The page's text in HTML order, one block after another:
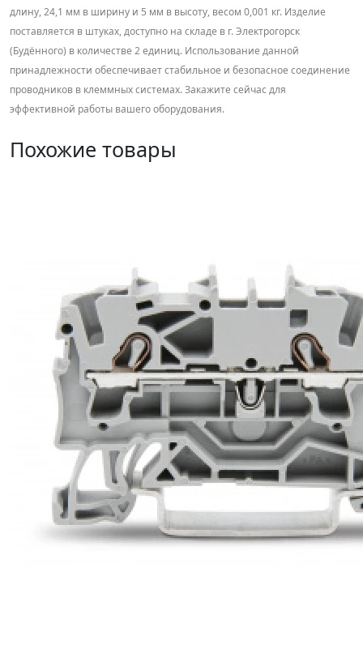
длину, 24,1 мм в ширину и 5 мм в высоту, весом 0,001 кг. Изделие
поставляется в штуках, доступно на складе в г. Электрогорск
(Будённого) в количестве 2 единиц. Использование данной
принадлежности обеспечивает стабильное и безопасное соединение
проводников в клеммных системах. Закажите сейчас для
эффективной работы вашего оборудования.
Похожие товары